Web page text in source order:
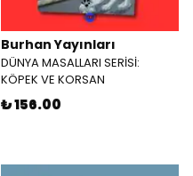
Burhan Yayınları
DÜNYA MASALLARI SERİSİ:
KÖPEK VE KORSAN
₺ 156.00